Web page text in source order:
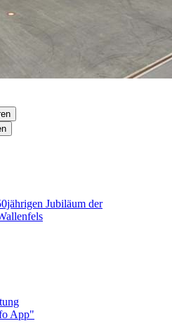
Jubiläum der
App"